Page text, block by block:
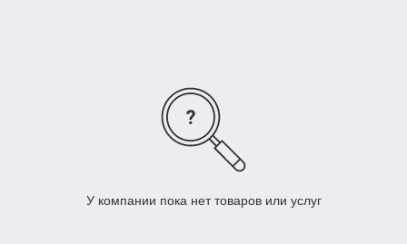
У компании пока нет товаров или услуг